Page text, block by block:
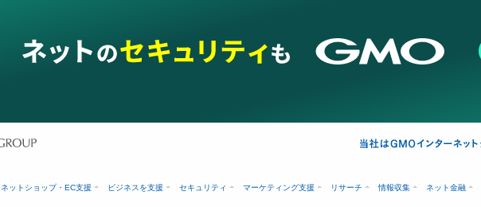
ネットショップ・EC支援 ビジネスを支援 セキュリティ マーケティング支援 リサーチ 情報収集 ネット金融